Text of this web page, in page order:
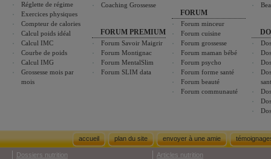
Réglette de régime
Exercices physiques
Compteur de calories
Calcul poids idéal
Calcul IMC
Courbe de poids
Calcul IMG
Grossesse mois par
mois
Coaching Grossesse
FORUM PREMIUM
Forum Savoir Maigrir
Forum Montignac
Forum MentalSlim
Forum SLIM data
FORUM
Forum minceur
Forum cuisine
Forum grossesse
Forum maman bébé
Forum psycho
Forum forme santé
Forum beauté
Forum communauté
accueil plan du site envoyer à une amie
Dossiers nutrition
Articles nutrition